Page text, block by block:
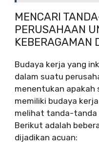
MENCARI
PERUSAHAAN
KEBERAGAMAN
Budaya kerja yang
dalam suatu
menentukan apakah
memiliki budaya
melihat tanda-tanda
Berikut adalah
dijadikan acuan: